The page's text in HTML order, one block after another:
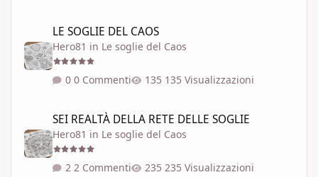
LE SOGLIE DEL CAOS
Hero81 in Le soglie del Caos
0 Commenti 135 Visualizzazioni
SEI REALTÀ DELLA RETE DELLE SOGLIE
Hero81 in Le soglie del Caos
2 Commenti 235 Visualizzazioni